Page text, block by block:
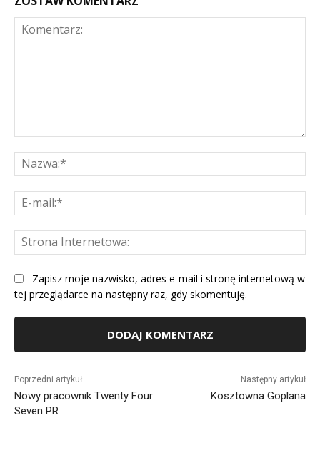
Zapisz moje nazwisko, adres e-mail i stronę internetową w
tej przeglądarce na następny raz, gdy skomentuję.
Poprzedni artykuł
Nowy pracownik Twenty Four
Seven PR
Następny artykuł
Kosztowna Goplana